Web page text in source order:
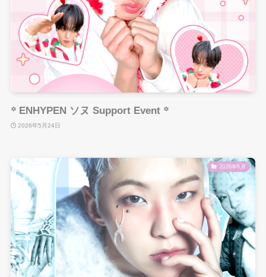
꙳ ENHYPEN ソヌ Support Event ꙳
2026年5月24日
2026年6月